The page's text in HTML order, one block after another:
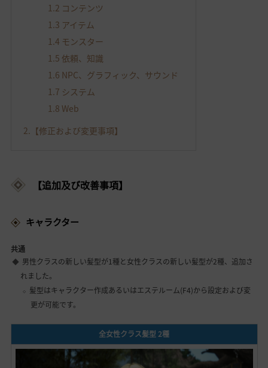
1.2 コンテンツ
1.3 アイテム
1.4 モンスター
1.5 依頼、知識
1.6 NPC、グラフィック、サウンド
1.7 システム
1.8 Web
2. 【修正および変更事項】
【追加及び改善事項】
キャラクター
共通
男性クラスの新しい髪型が1種と女性クラスの新しい髪型が2種、追加さ
れました。
髪型はキャラクター作成あるいはエステルーム(F4)から設定および変
更が可能です。
全女性クラス髪型 2種